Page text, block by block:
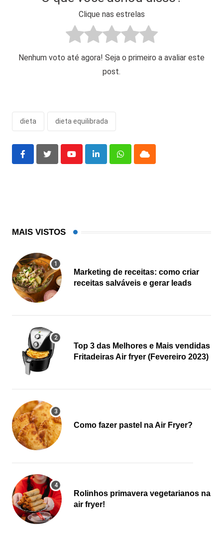
Clique nas estrelas
Nenhum voto até agora! Seja o primeiro a avaliar este
post.
dieta dieta equilibrada
YoutubeLinkedInWhatsappCloud
MAIS VISTOS
Marketing de receitas: como criar
receitas salváveis e gerar leads
Top 3 das Melhores e Mais vendidas
Fritadeiras Air fryer (Fevereiro 2023)
Como fazer pastel na Air Fryer?
Rolinhos primavera vegetarianos na
air fryer!